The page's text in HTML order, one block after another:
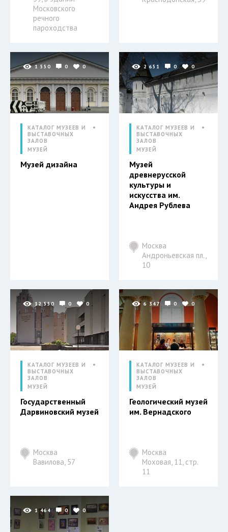
Московского
речного
пароходства
1 550 0 0
КАТАЛОГ МУЗЕЕВ И
ВЫСТАВОЧНЫХ
ЗАЛОВ
МУЗЕЙ
Музей дизайна
2 651 0 0
КАТАЛОГ МУЗЕЕВ И
ВЫСТАВОЧНЫХ
ЗАЛОВ
МУЗЕЙ
Музей
древнерусской
культуры и
искусства им.
Андрея Рублева
Москва
Андроньевская пл.,
10
12 550 0 0
КАТАЛОГ МУЗЕЕВ И
ВЫСТАВОЧНЫХ
ЗАЛОВ
МУЗЕЙ
Государственный
Дарвиновский музей
Москва
Вавилова, 57
6 347 0 0
КАТАЛОГ МУЗЕЕВ И
ВЫСТАВОЧНЫХ
ЗАЛОВ
МУЗЕЙ
Геологический музей
им. Вернадского
Москва
Моховая, 11, стр.
11
1 464 0 0